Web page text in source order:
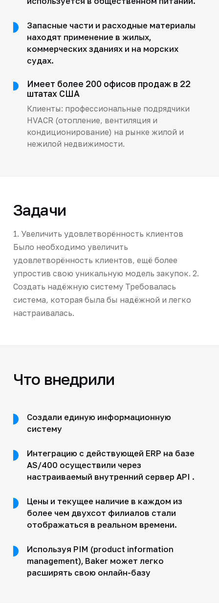
Запасные части и расходные материалы
находят применение в жилых,
коммерческих зданиях и на морских
судах.
Имеет более 200 офисов продаж в 22
штатах США
Клиенты: профессиональные подрядчики
HVACR (отопление, вентиляция и
кондиционирование) на рынке жилой и
нежилой недвижимости.
Задачи
1. Увеличить удовлетворённость клиентов
Было необходимо увеличить
удовлетворённость клиентов, ещё более
упростив свою уникальную модель закупок. 2.
Создать надёжную систему Требовалась
система, которая была бы надёжной и легко
настраивалась.
Что внедрили
Создали единую информационную
систему
Интеграцию с действующей ERP на базе
AS/400 осуществили через
настраиваемый внутренний сервер API .
Цены и текущее наличие в каждом из
более чем двухсот филиалов стали
отображаться в реальном времени.
Используя PIM (product information
management), Baker может легко
расширять свою онлайн-базу